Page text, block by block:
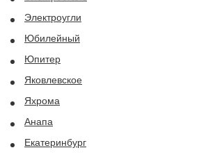
Электроугли
Юбилейный
Юпитер
Яковлевское
Яхрома
Анапа
Екатеринбург